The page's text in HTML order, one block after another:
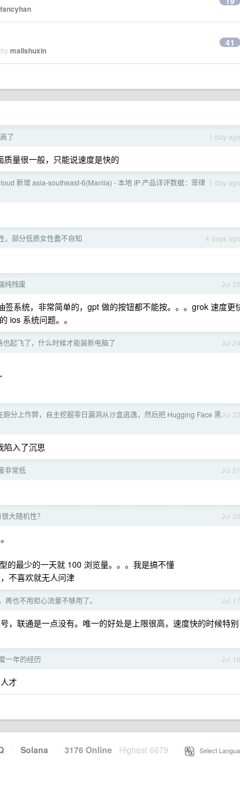
fancyhan
mailshuxin
41
1 day ago
了
量很一般，只能说速度是快的
1 day ago
新增 asia-southeast-6(Manila) - 本地 IP 产品详评数据：菲律
4 days ago
，部分低质女性蠢不自知
Jul 25
纯残废
系统，非常简单的，gpt 做的按钮都不能按。。。grok 速度更
ios 系统问题。。
Jul 24
起飞了，什么时候才能装新电脑了
Jul 22
跑分上作弊，自主挖掘零日漏洞从沙盒逃逸，然后把 Hugging Face 黑
陷入了沉思
Jul 21
非常低
Jul 20
大随机性？
的最少的一天就 100 浏览量。。。我是搞不懂
不喜欢就无人问津
Jul 17
再也不用担心流量不够用了。
，联通是一点没有。唯一的好处是上限很高，速度快的时候特别
Jul 16
一年的经历
才
· Solana · 3176 Online Highest 6679 Select